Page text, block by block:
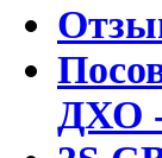
ДХО -